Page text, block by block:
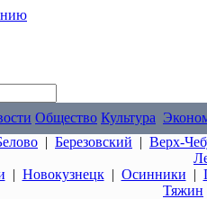
Общество Культура
| Березовский | Верх-
| Новокузнецк| Осинники |
Тяжин